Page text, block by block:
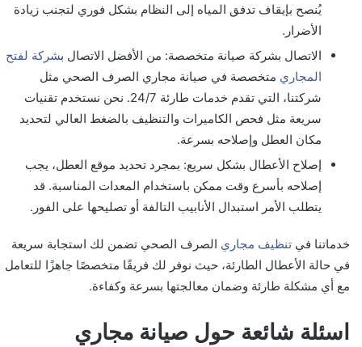
يُنصح بإيقاف تدفق المياه إلى النظام بشكل فوري لتجنب زيادة
الأضرار.
الاتصال بشركة صيانة متخصصة: من الأفضل الاتصال بشركة لفتح
المجاري متخصصة في صيانة مجاري الصرف الصحي مثل
شركتنا، التي تقدم خدمات طارئة 24/7. نحن نستخدم تقنيات
سريعة مثل فحص الكاميرات والتنظيف بالضغط العالي لتحديد
مكان العطل وإصلاحه بسرعة.
إصلاح الأعطال بشكل سريع: بمجرد تحديد موقع العطل، يجب
إصلاحه بأسرع وقت ممكن باستخدام المعدات المناسبة. قد
يتطلب الأمر استبدال الأنابيب التالفة أو تصليحها على الفور.
خدماتنا في تنظيف مجاري الصرف الصحي تضمن لك استجابة سريعة
في حالة الأعطال الطارئة، حيث نوفر لك فريقًا متخصصًا جاهزًا للتعامل
مع أي مشكلة طارئة وضمان معالجتها بسرعة وكفاءة.
اسئلة شائعة حول صيانة مجاري